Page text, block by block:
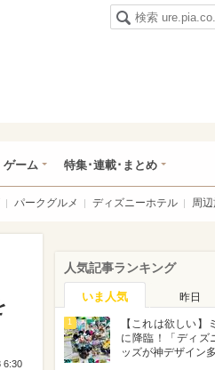
ゲーム 特集･連載･まとめ
パークグルメ ディズニーホテル 周
6:30
人気記事ランキング
いま人気 昨日
1
【これは欲しい】
に降臨！「ディズ
ッズが神デザイン